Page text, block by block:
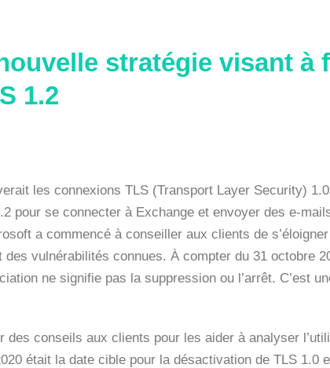
stratégie visant à
1.2
les connexions TLS (Transport Layer Security)
pour se connecter à Exchange et envoyer des e-
a commencé à conseiller aux clients de
vulnérabilités connues. À compter du 31 octobre
ne signifie pas la suppression ou l’arrêt. C’est
des conseils aux clients pour les aider à analyser
était la date cible pour la désactivation de TLS 1.0